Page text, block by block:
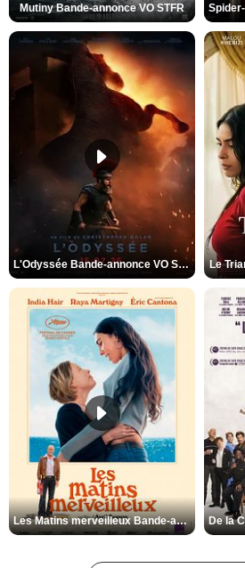
Mutiny Bande-annonce VO STFR
L'Odyssée Bande-annonce VO STFR Le
Les Matins merveilleux Bande-annonce VF